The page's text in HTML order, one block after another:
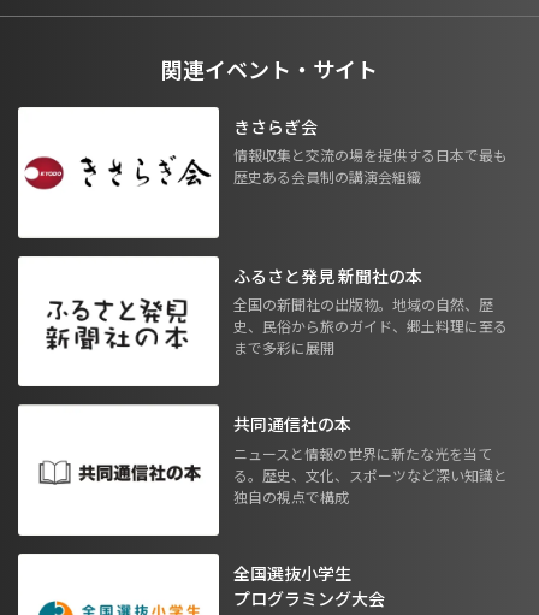
関連イベント・サイト
きさらぎ会
情報収集と交流の場を提供する日本で最も
歴史ある会員制の講演会組織
ふるさと発見 新聞社の本
全国の新聞社の出版物。地域の自然、歴
史、民俗から旅のガイド、郷土料理に至る
まで多彩に展開
共同通信社の本
ニュースと情報の世界に新たな光を当て
る。歴史、文化、スポーツなど深い知識と
独自の視点で構成
全国選抜小学生
プログラミング大会